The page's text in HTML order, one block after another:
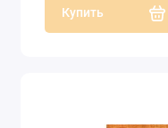
Купить